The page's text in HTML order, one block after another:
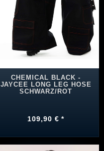
CHEMICAL BLACK -
JAYCEE LONG LEG HOSE
SCHWARZ/ROT
109,90 € *